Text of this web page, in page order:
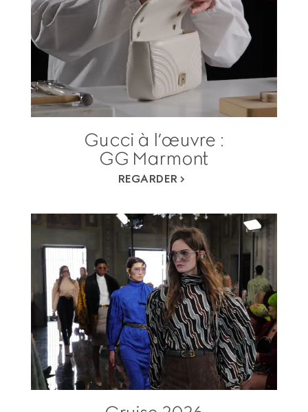
Gucci à l’œuvre :
GG Marmont
REGARDER